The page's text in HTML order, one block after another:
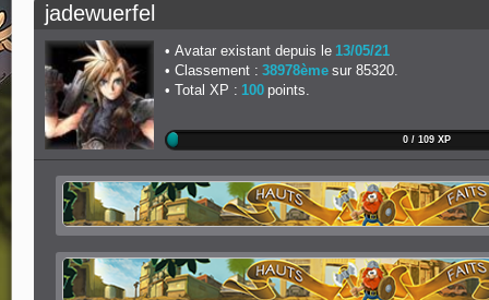
jadewuerfel
Avatar existant depuis le 13/05/21
Classement : 38978ème sur 85320.
Total XP : 100 points.
0 / 109 XP